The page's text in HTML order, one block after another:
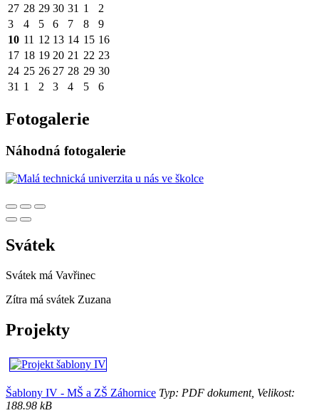
27 28 29 30 31 1
2
3
4 5 6 7 8
9
10 11 12 13 14 15 16
17 18 19 20 21 22 23
24 25 26 27 28 29 30
31 1 2 3 4 5 6
Fotogalerie
Náhodná fotogalerie
Svátek
Svátek má Vavřinec
Zítra má svátek Zuzana
Projekty
Šablony IV - MŠ a ZŠ Záhornice Typ: PDF dokument, Velikost:
188.98 kB